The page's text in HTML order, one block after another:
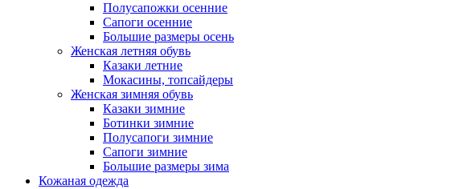
Полусапожки осенние
Сапоги осенние
Большие размеры осень
Женская летняя обувь
Казаки летние
Мокасины, топсайдеры
Женская зимняя обувь
Казаки зимние
Ботинки зимние
Полусапоги зимние
Сапоги зимние
Большие размеры зима
Кожаная одежда